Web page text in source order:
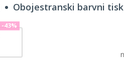
Obojestranski barvni
-43%